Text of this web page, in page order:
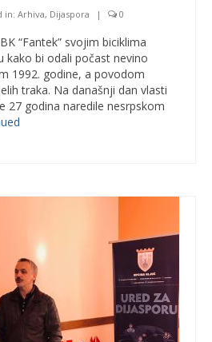
in: Arhiva, Dijaspora | 0
“Fantek” svojim biciklima
kako bi odali počast nevino
1992. godine, a povodom
traka. Na današnji dan vlasti
27 godina naredile nesrpskom